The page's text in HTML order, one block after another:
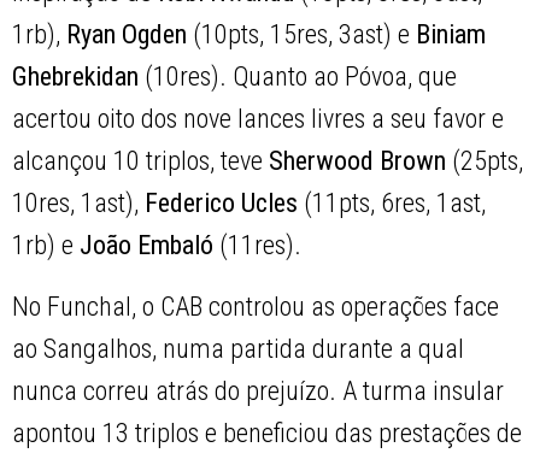
1rb), Ryan Ogden (10pts, 15res, 3ast) e Biniam
Ghebrekidan (10res). Quanto ao Póvoa, que
acertou oito dos nove lances livres a seu favor e
alcançou 10 triplos, teve Sherwood Brown (25pts,
10res, 1ast), Federico Ucles (11pts, 6res, 1ast,
1rb) e João Embaló (11res).
No Funchal, o CAB controlou as operações face
ao Sangalhos, numa partida durante a qual
nunca correu atrás do prejuízo. A turma insular
apontou 13 triplos e beneficiou das prestações de